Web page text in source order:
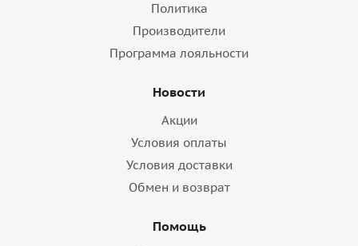
Политика
Производители
Программа лояльности
Новости
Акции
Условия оплаты
Условия доставки
Обмен и возврат
Помощь